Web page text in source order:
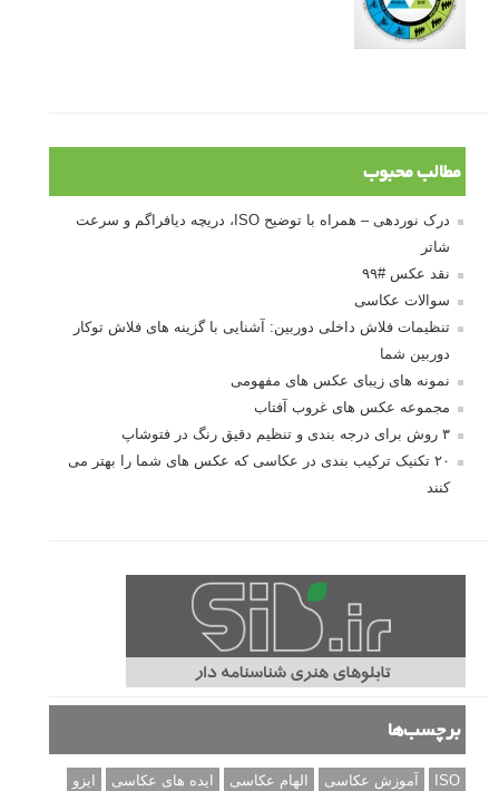
مطالب محبوب
درک نوردهی – همراه با توضیح ISO، دریچه دیافراگم و سرعت
شاتر
نقد عکس #۹۹
سوالات عکاسی
تنظیمات فلاش داخلی دوربین: آشنایی با گزینه های فلاش توکار
دوربین شما
نمونه های زیبای عکس های مفهومی
مجموعه عکس های غروب آفتاب
۳ روش برای درجه بندی و تنظیم دقیق رنگ در فتوشاپ
۲۰ تکنیک ترکیب بندی در عکاسی که عکس های شما را بهتر می
کنند
برچسب‌ها
ISO آموزش عکاسی الهام عکاسی ایده های عکاسی
ایزو